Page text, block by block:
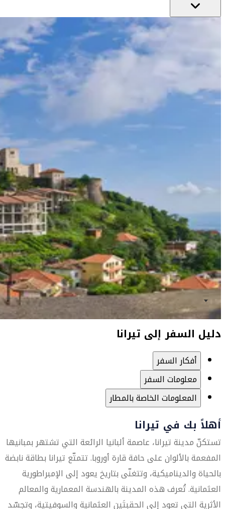
دليل السفر إلى تيرانا
أفكار السفر
معلومات السفر
المعلومات الخاصة بالمطار
أهلاً بك في تيرانا
تستكنّ مدينة تيرانا، عاصمة ألبانيا الرائعة التي تشتهر بمبانيها
المفعمة بالألوان على حافة قارة أوروبا. تتمتّع تيرانا بطاقة نابضة
بالحياة والديناميكية، وتتغنّى بتاريخ يعود إلى الإمبراطورية
العثمانية. تُعرف هذه المدينة بالهندسة المعمارية والمعالم
الأثرية التي تعود إلى الحقبتَين العثمانية والسوفيتية، وتجسّد